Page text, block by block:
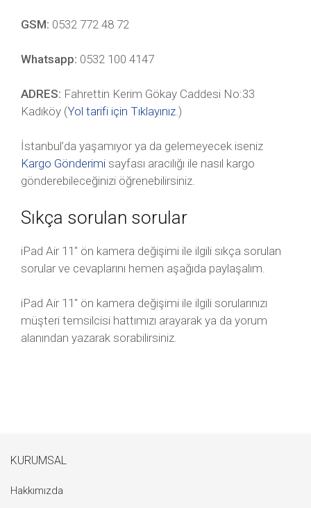
GSM: 0532 772 48 72
Whatsapp: 0532 100 4147
ADRES: Fahrettin Kerim Gökay Caddesi No:33
Kadıköy (Yol tarifi için Tıklayınız.)
İstanbul’da yaşamıyor ya da gelemeyecek iseniz
Kargo Gönderimi sayfası aracılığı ile nasıl kargo
gönderebileceğinizi öğrenebilirsiniz.
Sıkça sorulan sorular
iPad Air 11″ ön kamera değişimi ile ilgili sıkça sorulan
sorular ve cevaplarını hemen aşağıda paylaşalım.
iPad Air 11″ ön kamera değişimi ile ilgili sorularınızı
müşteri temsilcisi hattımızı arayarak ya da yorum
alanından yazarak sorabilirsiniz.
KURUMSAL
Hakkımızda